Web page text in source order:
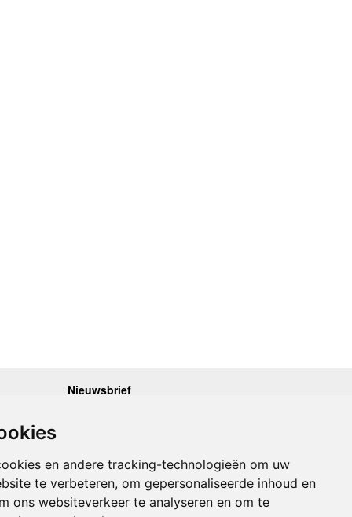
en andere tracking-technologieën om uw
te verbeteren, om gepersonaliseerde inhoud en
ons websiteverkeer te analyseren en om te
- 17.00
- 17.00
Nieuwsbrief
Onze laatste Nieuwsbrief
Inschrijven